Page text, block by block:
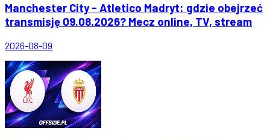
Manchester City - Atletico Madryt: gdzie obejrzeć
transmisję 09.08.2026? Mecz online, TV, stream
2026-08-09